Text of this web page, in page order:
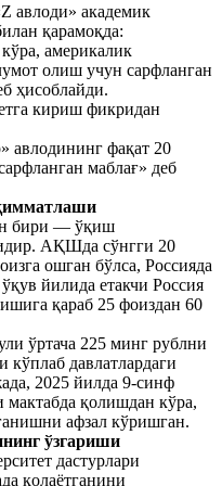
авлоди» академик
қарамоқда:
америкалик
олиш учун сарфланган
ҳисоблайди.
кириш фикридан
авлодининг фақат 20
маблағ» деб
бири — ўқиш
АҚШда сўнгги 20
ошган бўлса, Россияда
йилида етакчи Россия
қараб 25 фоиздан 60
ўртача 225 минг рублни
кўплаб давлатлардаги
2025 йилда 9-синф
қолишдан кўра,
афзал кўришган.
ўзгариши
дастурлари
қолаётганини